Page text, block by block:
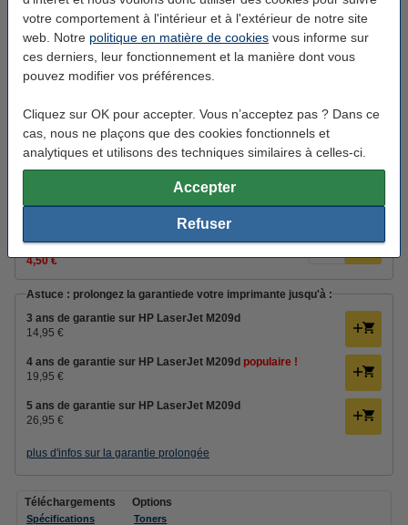
votre comportement à l'intérieur et à l'extérieur de notre site
web. Notre politique en matière de cookies vous informe sur
ces derniers, leur fonctionnement et la manière dont vous
pouvez modifier vos préférences.
Cliquez sur OK pour accepter. Vous n’acceptez pas ? Dans ce
cas, nous ne plaçons que des cookies fonctionnels et
analytiques et utilisons des techniques similaires à celles-ci.
Accepter
Refuser
3
77,50 € Commander
Marque 123encre remplace HP 135A (W1350A) toner - noir
39,50 €
HP n'inclut PAS de câble USB.
123encre câble d'imprimante USB (2
mètres) - noir
4,50 €
autres longueurs
Astuce : prolongez la garantiede votre imprimante jusqu'à :
3 ans de garantie sur HP LaserJet M209d
14,95 €
4 ans de garantie sur HP LaserJet M209d populaire !
19,95 €
5 ans de garantie sur HP LaserJet M209d
26,95 €
plus d'infos sur la garantie prolongée
Téléchargements
Spécifications
Options
Toners